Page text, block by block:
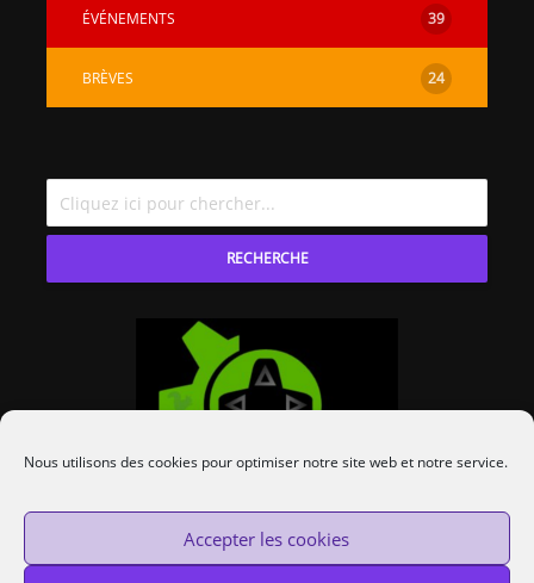
Nous utilisons des cookies pour optimiser notre site web et notre service.
Accepter les cookies
ÉVÉNEMENTS 39
BRÈVES 24
RECHERCHE